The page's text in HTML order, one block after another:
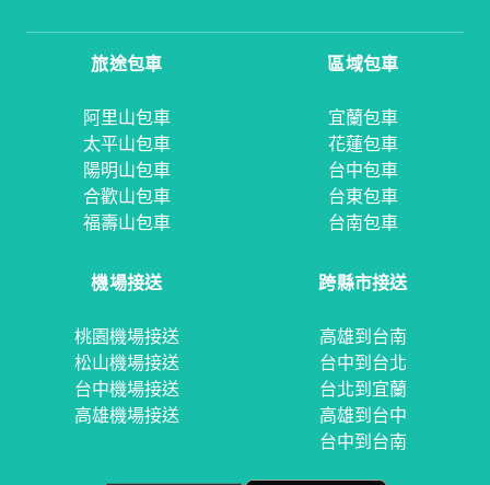
旅途包車
阿里山包車
太平山包車
陽明山包車
合歡山包車
福壽山包車
區域包車
宜蘭包車
花蓮包車
台中包車
台東包車
台南包車
機場接送
桃園機場接送
松山機場接送
台中機場接送
高雄機場接送
跨縣市接送
高雄到台南
台中到台北
台北到宜蘭
高雄到台中
台中到台南